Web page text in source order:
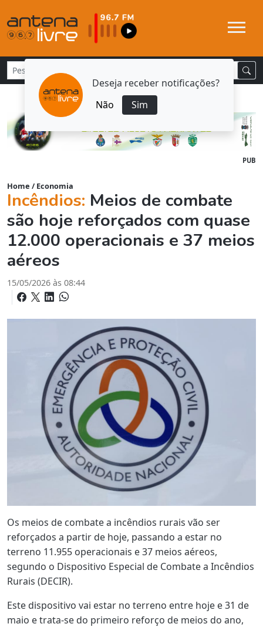
Deseja receber notificações?
Não
Sim
PUB
Home / Economia
Incêndios: Meios de combate
são hoje reforçados com quase
12.000 operacionais e 37 meios
aéreos
15/05/2026 às 08:44
Os meios de combate a incêndios rurais vão ser
reforçados a partir de hoje, passando a estar no
terreno 11.955 operacionais e 37 meios aéreos,
segundo o Dispositivo Especial de Combate a Incêndios
Rurais (DECIR).
Este dispositivo vai estar no terreno entre hoje e 31 de
maio e trata-se do primeiro reforço de meios do ano,